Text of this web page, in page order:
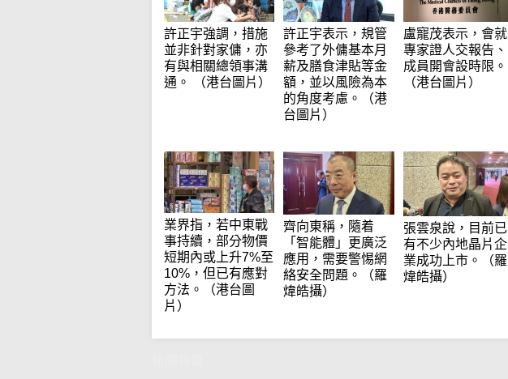
許正宇強調，措施
並非針對家傭，亦
有與相關總領事溝
通。 （港台圖片）
許正宇表示，規管
參考了外傭基本月
薪及膳食津貼等金
額，並以風險為本
的角度考慮。（港
台圖片）
盧寵茂表示，會就
專家證人交報告、
成員開會設時限。
（港台圖片）
業界指，若中東戰
事持續，部分物價
短期內或上升7%至
10%，但已有應對
方法。（港台圖
片）
齊向東稱，隨着
「智能體」更廣泛
應用，需要警惕網
絡安全問題。（羅
煒皓攝）
張雲泉說，目前已
有不少內地晶片企
業成功上市。（羅
煒皓攝）